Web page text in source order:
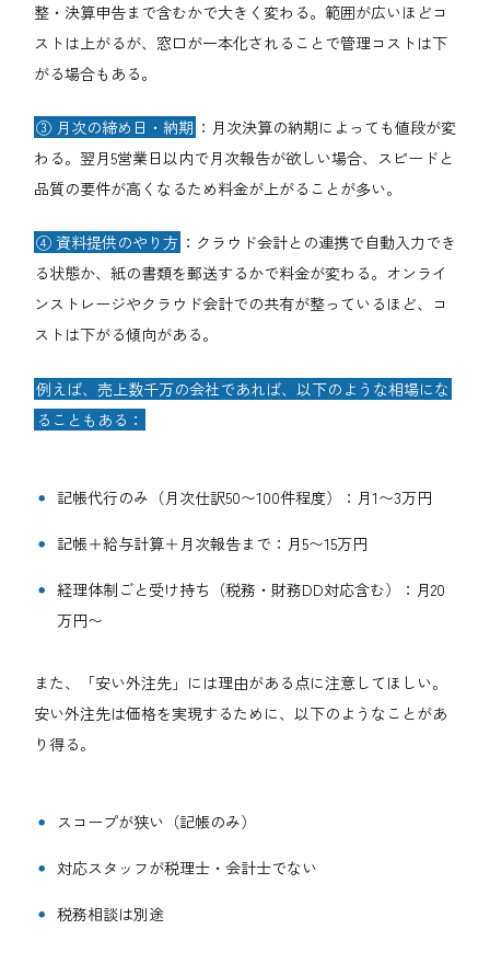
整・決算申告まで含むかで大きく変わる。範囲が広いほどコ
ストは上がるが、窓口が一本化されることで管理コストは下
がる場合もある。
③ 月次の締め日・納期 ：月次決算の納期によっても値段が変
わる。翌月5営業日以内で月次報告が欲しい場合、スピードと
品質の要件が高くなるため料金が上がることが多い。
④ 資料提供のやり方 ：クラウド会計との連携で自動入力でき
る状態か、紙の書類を郵送するかで料金が変わる。オンライ
ンストレージやクラウド会計での共有が整っているほど、コ
ストは下がる傾向がある。
例えば、売上数千万の会社であれば、以下のような相場にな
ることもある：
記帳代行のみ（月次仕訳50〜100件程度）：月1〜3万円
記帳＋給与計算＋月次報告まで：月5〜15万円
経理体制ごと受け持ち（税務・財務DD対応含む）：月20
万円〜
また、「安い外注先」には理由がある点に注意してほしい。
安い外注先は価格を実現するために、以下のようなことがあ
り得る。
スコープが狭い（記帳のみ）
対応スタッフが税理士・会計士でない
税務相談は別途